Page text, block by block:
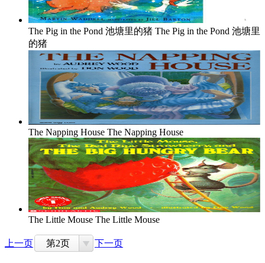
The Pig in the Pond 池塘里的猪 The Pig in the Pond 池塘里
的猪
The Napping House The Napping House
The Little Mouse The Little Mouse
上一页 第2页 下一页